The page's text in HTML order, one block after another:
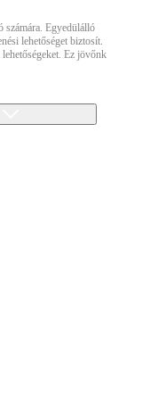
számára. Egyedülálló
lehetőséget biztosít.
Ez jövőnk